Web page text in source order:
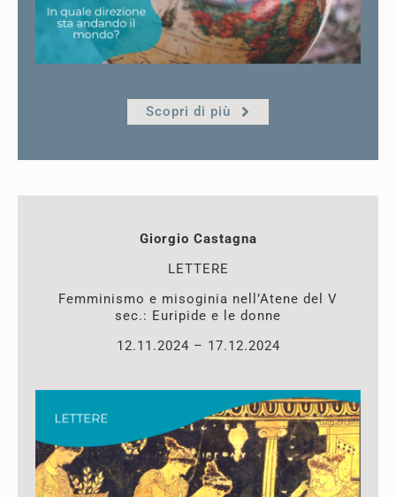
Scopri di più
Giorgio Castagna
LETTERE
Femminismo e misoginia nell’Atene del V
sec.: Euripide e le donne
12.11.2024 – 17.12.2024